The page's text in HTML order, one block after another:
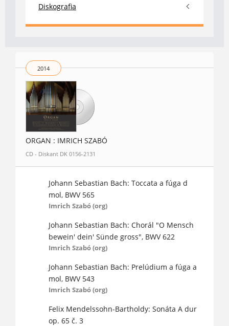
Diskografia
2014
ORGAN : IMRICH SZABÓ
CD - Diskant DK 0156-2131
Johann Sebastian Bach: Toccata a fúga d
mol, BWV 565
Imrich Szabó (org)
Johann Sebastian Bach: Chorál "O Mensch
bewein' dein' Sünde gross", BWV 622
Imrich Szabó (org)
Johann Sebastian Bach: Prelúdium a fúga a
mol, BWV 543
Imrich Szabó (org)
Felix Mendelssohn-Bartholdy: Sonáta A dur
op. 65 č. 3